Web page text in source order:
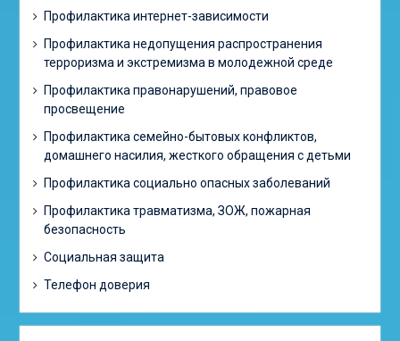
Профилактика интернет-зависимости
Профилактика недопущения распространения
терроризма и экстремизма в молодежной среде
Профилактика правонарушений, правовое
просвещение
Профилактика семейно-бытовых конфликтов,
домашнего насилия, жесткого обращения с детьми
Профилактика социально опасных заболеваний
Профилактика травматизма, ЗОЖ, пожарная
безопасность
Социальная защита
Телефон доверия